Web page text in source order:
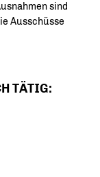
sind
Ausschüsse
TÄTIG: